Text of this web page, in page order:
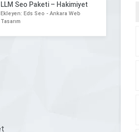
LLM Seo Paketi – Hakimiyet
Ekleyen: Eds Seo - Ankara Web
Tasarım